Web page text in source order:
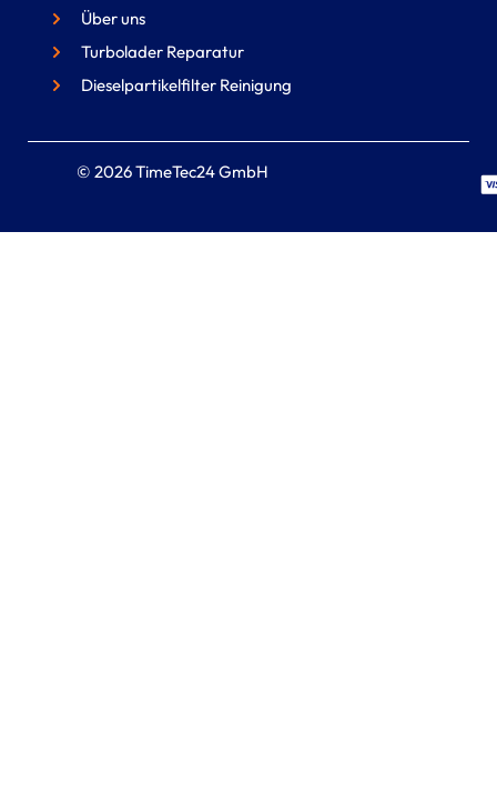
Über uns
Turbolader Reparatur
Dieselpartikelfilter Reinigung
© 2026 TimeTec24 GmbH